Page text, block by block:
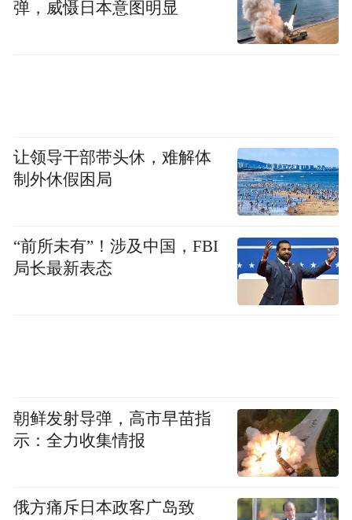
弹，威慑日本意图明显
让领导干部带头休，难解体
制外休假困局
“前所未有”！涉及中国，FBI
局长最新表态
朝鲜发射导弹，高市早苗指
示：全力收集情报
俄方痛斥日本政客广岛致